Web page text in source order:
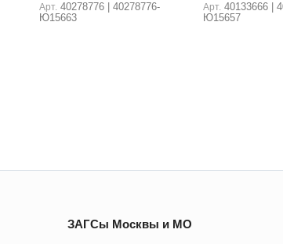
Арт. 40278776 | 40278776-
Ю15663
Арт. 40133666 |
Ю15657
ЗАГСы Москвы и МО